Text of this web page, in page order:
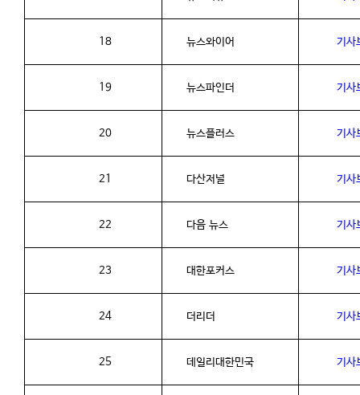
18 뉴스와이어 기사
19 뉴스파인더 기사
20 뉴스플러스 기사
21 다산저널 기사
22 다음 뉴스 기사
23 대한포커스 기사
24 더리더 기사
25 데일리대한민국 기사